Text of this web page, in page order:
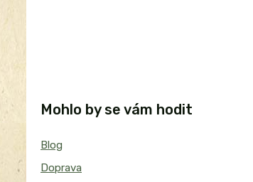
Mohlo by se vám hodit
Blog
Doprava